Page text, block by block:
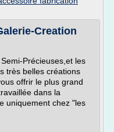
Creation
Précieuses,et les
très belles créations
offrir le plus grand
dans la
uniquement chez "les